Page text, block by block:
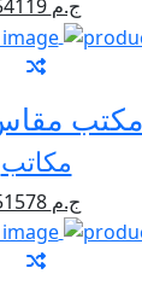
54119 ج.م
مكاتب
51578 ج.م